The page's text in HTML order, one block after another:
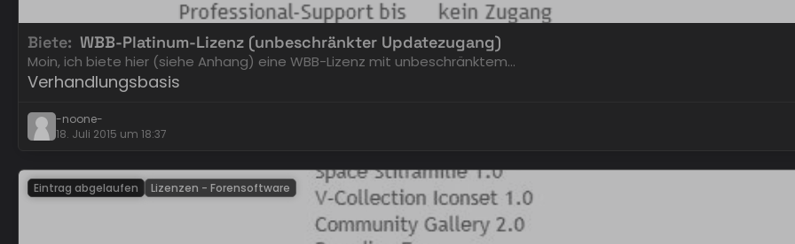
Biete WBB-Platinum-Lizenz (unbeschränkter Updatezugang)
Moin, ich biete hier (siehe Anhang) eine WBB-Lizenz mit unbeschränktem…
Verhandlungsbasis
-noone-
18. Juli 2015 um 18:37
Eintrag abgelaufen Lizenzen - Forensoftware